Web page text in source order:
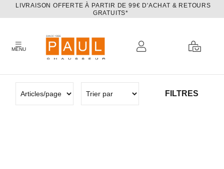
LIVRAISON OFFERTE À PARTIR DE 99€ D'ACHAT & RETOURS
GRATUITS*
MENU
FILTRES